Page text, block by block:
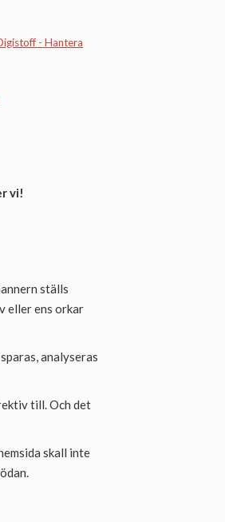
- Hantera
vi!
ställs
eller ens orkar
analyseras
till. Och det
skall inte